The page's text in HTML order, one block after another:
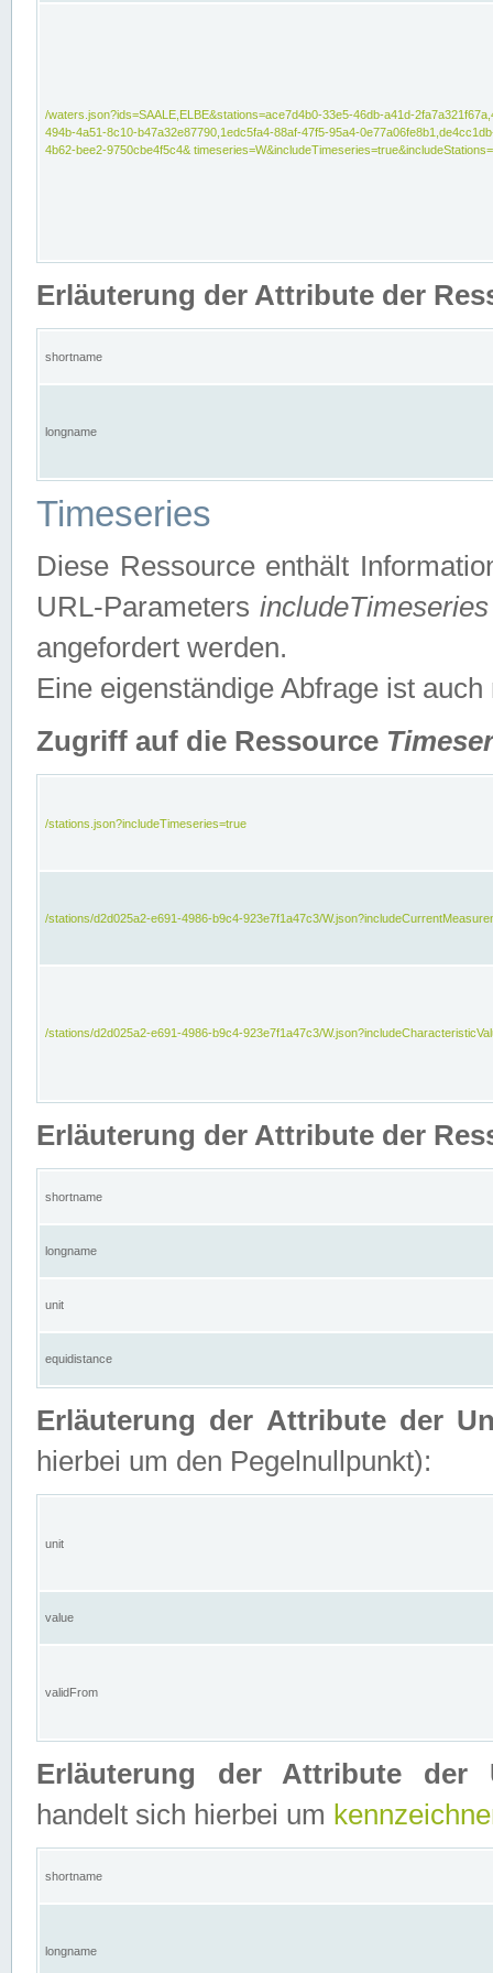
/waters.json?ids=SAALE,ELBE&stations=ace7d4b0-33e5-46db-a41d-
494b-4a51-8c10-b47a32e87790,1edc5fa4-88af-47f5-95a4-
4b62-bee2-9750cbe4f5c4&
Erläuterung der Attribute der
shortname
longname
Timeseries
Diese Ressource enthält
URL-ParametersincludeTimeseries
angefordert werden.
Eine eigenständige Abfrage ist auch
Zugriff auf die Ressource
/stations.json?includeTimeseries=true
/stations/d2d025a2-e691-4986-b9c4-923e7f1a47c3/
/stations/d2d025a2-e691-4986-b9c4-923e7f1a47c3/
Erläuterung der Attribute der
shortname
longname
unit
equidistance
Erläuterung der Attribute der
hierbei um den Pegelnullpunkt):
unit
value
validFrom
Erläuterung der Attribute der
handelt sich hierbei um
shortname
longname